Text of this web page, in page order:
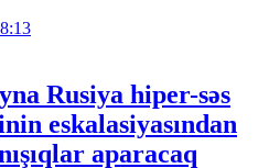
Rusiya hiper-səs
eskalasiyasından
aparacaq